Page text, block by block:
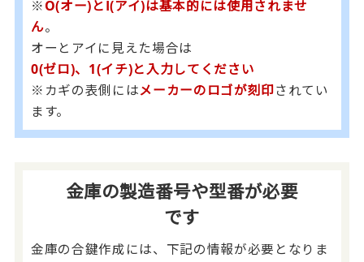
※O(オー)とI(アイ)は基本的には使用されませ
ん。
オーとアイに見えた場合は
0(ゼロ)、1(イチ)と入力してください
※カギの表側にはメーカーのロゴが刻印されてい
ます。
金庫の製造番号や型番が必要
です
金庫の合鍵作成には、下記の情報が必要となりま